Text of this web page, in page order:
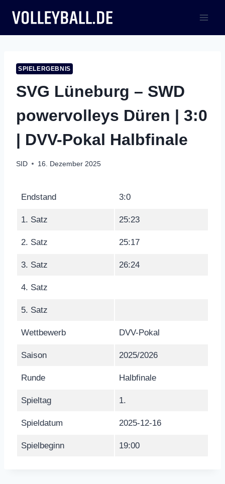
Inhalt
springen
SPIELERGEBNIS
SVG Lüneburg – SWD
powervolleys Düren | 3:0
| DVV-Pokal Halbfinale
SID 16. Dezember 2025
Endstand 3:0
1. Satz 25:23
2. Satz 25:17
3. Satz 26:24
4. Satz
5. Satz
Wettbewerb DVV-Pokal
Saison 2025/2026
Runde Halbfinale
Spieltag 1.
Spieldatum 2025-12-16
Spielbeginn 19:00